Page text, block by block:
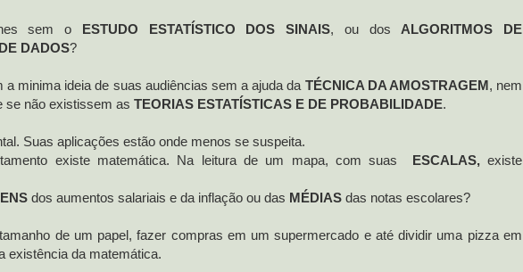
sem o ESTUDO ESTATÍSTICO DOS SINAIS, ou dos ALGORITMOS DE
DADOS?
minima ideia de suas audiências sem a ajuda da TÉCNICA DA AMOSTRAGEM, nem
se não existissem as TEORIAS ESTATÍSTICAS E DE PROBABILIDADE.
Suas aplicações estão onde menos se suspeita.
existe matemática. Na leitura de um mapa, com suas ESCALAS,existe
dos aumentos salariais e da inflação ou das MÉDIAS das notas escolares?
de um papel, fazer compras em um supermercado e até dividir uma pizza em
existência da matemática.